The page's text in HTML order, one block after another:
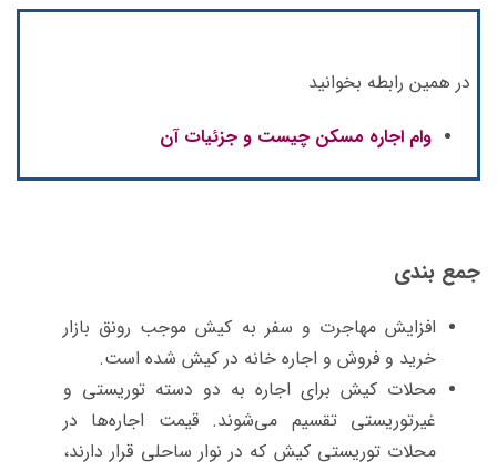
در همین رابطه بخوانید
وام اجاره مسکن چیست و جزئیات آن
جمع‌ بندی
افزایش مهاجرت و سفر به کیش موجب رونق بازار
خرید و فروش و اجاره خانه در کیش شده است.
محلات کیش برای اجاره به دو دسته توریستی و
غیرتوریستی تقسیم می‌شوند. قیمت اجاره‌ها در
محلات توریستی کیش که در نوار ساحلی قرار دارند،